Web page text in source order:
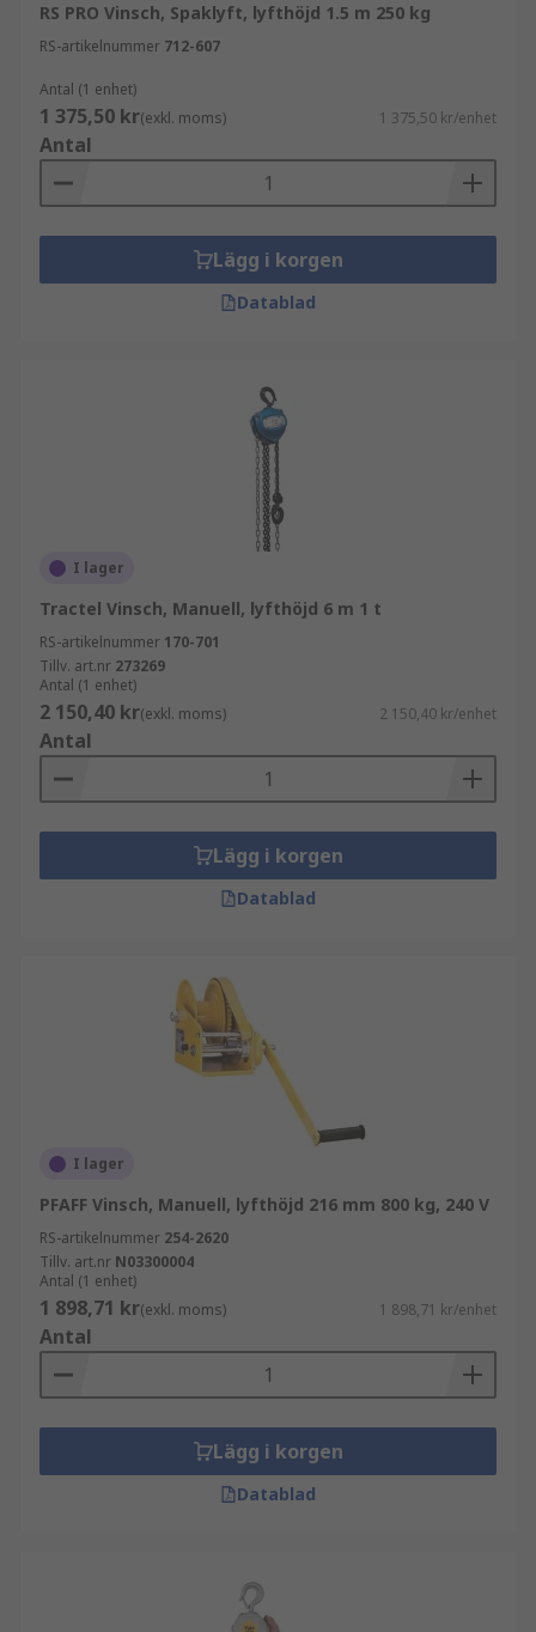
RS PRO Vinsch, Spaklyft, lyfthöjd 1.5 m 250 kg
RS-artikelnummer 712-607
Antal (1 enhet)
1 375,50 kr(exkl. moms) 1 375,50 kr/enhet
Antal
Lägg i korgen
Datablad
I lager
Tractel Vinsch, Manuell, lyfthöjd 6 m 1 t
RS-artikelnummer 170-701
Tillv. art.nr 273269
Antal (1 enhet)
2 150,40 kr(exkl. moms) 2 150,40 kr/enhet
Antal
Lägg i korgen
Datablad
I lager
PFAFF Vinsch, Manuell, lyfthöjd 216 mm 800 kg, 240 V
RS-artikelnummer 254-2620
Tillv. art.nr N03300004
Antal (1 enhet)
1 898,71 kr(exkl. moms) 1 898,71 kr/enhet
Antal
Lägg i korgen
Datablad